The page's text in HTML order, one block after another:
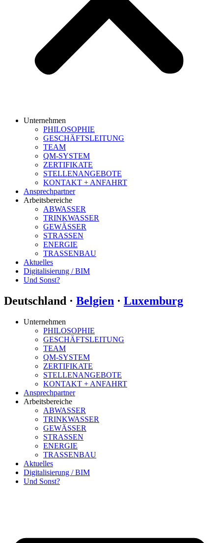
Unternehmen
PHILOSOPHIE
GESCHÄFTSLEITUNG
TEAM
QM-SYSTEM
ZERTIFIKATE
STELLENANGEBOTE
KONTAKT + ANFAHRT
Ansprechpartner
Arbeitsbereiche
ABWASSER
TRINKWASSER
GEWÄSSER
STRASSEN
ENERGIE
TRASSENBAU
Aktuelles
Digitalisierung / BIM
Und Sonst?
Deutschland · Belgien · Luxemburg
Unternehmen
PHILOSOPHIE
GESCHÄFTSLEITUNG
TEAM
QM-SYSTEM
ZERTIFIKATE
STELLENANGEBOTE
KONTAKT + ANFAHRT
Ansprechpartner
Arbeitsbereiche
ABWASSER
TRINKWASSER
GEWÄSSER
STRASSEN
ENERGIE
TRASSENBAU
Aktuelles
Digitalisierung / BIM
Und Sonst?